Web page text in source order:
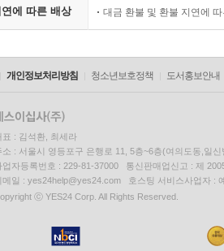
에 따른 배상 대금 환불 및 환불 지연에
개인정보처리방침 청소년보호정책 도서홍보안내
표 : 김석환, 최세라
소 : 서울시 영등포구 은행로 11, 5층~6층(여의도동,일신
업자등록번호 : 229-81-37000 통신판매업신고 : 제
메일 : yes24help@yes24.com 호스팅 서비스사업자 :
ⓒ YES24 Corp. All Rights Reserved.